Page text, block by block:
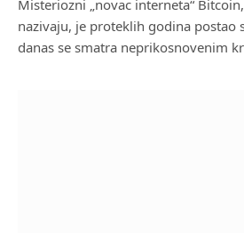
Misteriozni „novac interneta“
nazivaju, je proteklih godina postao
danas se smatra neprikosnovenim